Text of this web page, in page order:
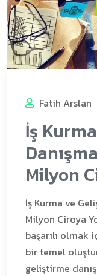
Fatih Arslan
İş
Milyon
İş Kurma ve
Milyon Ciroya
başarılı olmak
bir temel
geliştirme